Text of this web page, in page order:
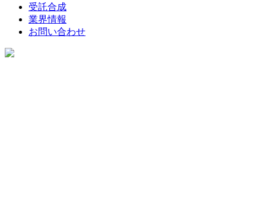
受託合成
業界情報
お問い合わせ